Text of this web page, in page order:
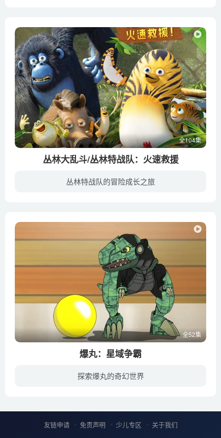
全104集
丛林大乱斗/丛林特战队：火速救援
丛林特战队的冒险成长之旅
全52集
爆丸：星域争霸
探索爆丸的奇幻世界
友链申请 免责声明 少儿专区 关于我们